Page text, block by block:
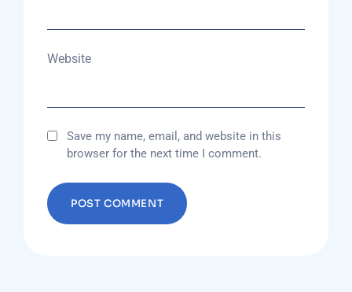
Website
Save my name, email, and website in this
browser for the next time I comment.